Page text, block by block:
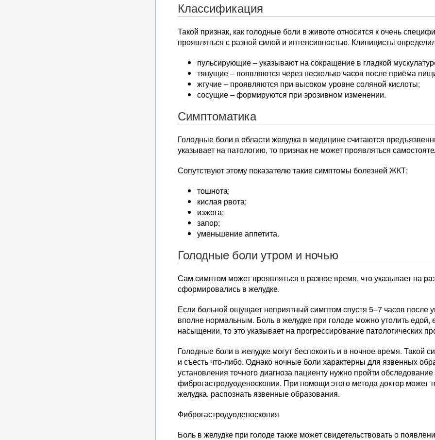
Классификация
Такой признак, как голодные боли в животе относится к очень
проявляться с разной силой и интенсивностью. Клиницисты
пульсирующие – указывают на сокращение в гладкой
тянущие – появляются через несколько часов после приёма
жгучие – проявляются при высоком уровне соляной кислоты;
сосущие – формируются при эрозивном изменении.
Симптоматика
Голодные боли в области желудка в медицине считаются
указывает на патологию, то признак не может проявляться
Сопутствуют этому показателю такие симптомы болезней ЖКТ:
тошнота;
кислая рвота;
изжога;
запор;
уменьшение аппетита.
Голодные боли утром и ночью
Сам симптом может проявляться в разное время, что указывает на
сформировались в желудке.
Если больной ощущает неприятный симптом спустя 5–7 часов после
вполне нормальным. Боль в желудке при голоде можно утолить
насыщении, то это указывает на прогрессирование патологических
Голодные боли в желудке могут беспокоить и в ночное время. Такой
и съесть что-либо. Однако ночные боли характерны для язвенных
установления точного диагноза пациенту нужно пройти
фиброгастродуоденоскопии. При помощи этого метода доктор может
желудка, распознать язвенные образования.
Фиброгастродуоденоскопия
Боль в желудке при голоде также может свидетельствовать о